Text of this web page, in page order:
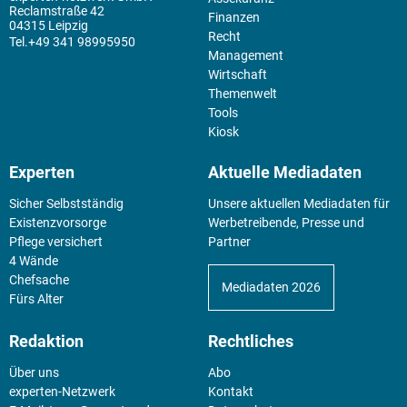
Reclamstraße 42
04315 Leipzig
+49 341 98995950
Finanzen
Recht
Management
Wirtschaft
Themenwelt
Tools
Kiosk
Experten
Sicher Selbstständig
Existenz­vorsorge
Pflege versichert
4 Wände
Chefsache
Fürs Alter
Aktuelle Mediadaten
Unsere aktuellen Mediadaten für
Werbetreibende, Presse und
Partner
Mediadaten 2026
Redaktion
Über uns
experten-Netzwerk
Rechtliches
Abo
Kontakt